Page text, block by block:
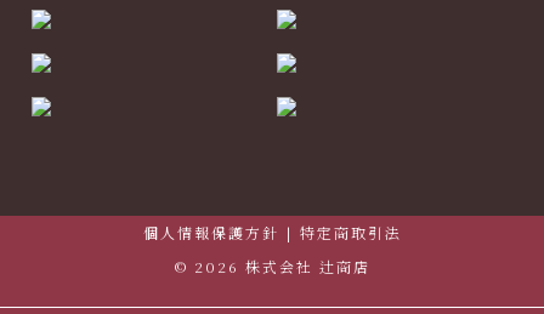
個人情報保護方針 | 特定商取引法
© 2026 株式会社 辻商店